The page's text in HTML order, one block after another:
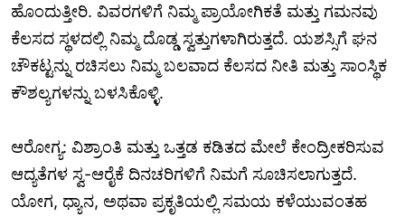
ಹೊಂದುತ್ತೀರಿ. ವಿವರಗಳಿಗೆ ನಿಮ್ಮ ಪ್ರಾಯೋಗಿಕತೆ ಮತ್ತು ಗಮನವು
ಕೆಲಸದ ಸ್ಥಳದಲ್ಲಿ ನಿಮ್ಮ ದೊಡ್ಡ ಸ್ವತ್ತುಗಳಾಗಿರುತ್ತದೆ. ಯಶಸ್ಸಿಗೆ ಘನ
ಚೌಕಟ್ಟನ್ನು ರಚಿಸಲು ನಿಮ್ಮ ಬಲವಾದ ಕೆಲಸದ ನೀತಿ ಮತ್ತು ಸಾಂಸ್ಥಿಕ
ಕೌಶಲ್ಯಗಳನ್ನು ಬಳಸಿಕೊಳ್ಳಿ.
ಆರೋಗ್ಯ: ವಿಶ್ರಾಂತಿ ಮತ್ತು ಒತ್ತಡ ಕಡಿತದ ಮೇಲೆ ಕೇಂದ್ರೀಕರಿಸುವ
ಆದ್ಯತೆಗಳ ಸ್ವ-ಆರೈಕೆ ದಿನಚರಿಗಳಿಗೆ ನಿಮಗೆ ಸೂಚಿಸಲಾಗುತ್ತದೆ.
ಯೋಗ, ಧ್ಯಾನ, ಅಥವಾ ಪ್ರಕೃತಿಯಲ್ಲಿ ಸಮಯ ಕಳೆಯುವಂತಹ